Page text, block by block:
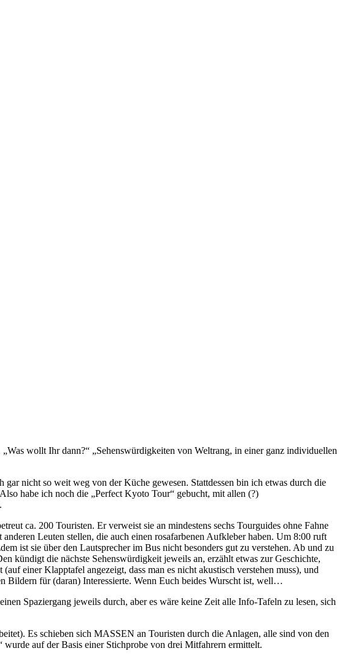
wollt Ihr dann?“ „Sehenswürdigkeiten von Weltrang, in einer ganz individuellen
nicht so weit weg von der Küche gewesen. Stattdessen bin ich etwas durch die
habe ich noch die „Perfect Kyoto Tour“ gebucht, mit allen (?)
ca. 200 Touristen. Er verweist sie an mindestens sechs Tourguides ohne Fahne
Leuten stellen, die auch einen rosafarbenen Aufkleber haben. Um 8:00 ruft
ist sie über den Lautsprecher im Bus nicht besonders gut zu verstehen. Ab und zu
kündigt die nächste Sehenswürdigkeit jeweils an, erzählt etwas zur Geschichte,
einer Klapptafel angezeigt, dass man es nicht akustisch verstehen muss), und
Bildern für (daran) Interessierte. Wenn Euch beides Wurscht ist, well…
Spaziergang jeweils durch, aber es wäre keine Zeit alle Info-Tafeln zu lesen, sich
Es schieben sich MASSEN an Touristen durch die Anlagen, alle sind von den
auf der Basis einer Stichprobe von drei Mitfahrern ermittelt.